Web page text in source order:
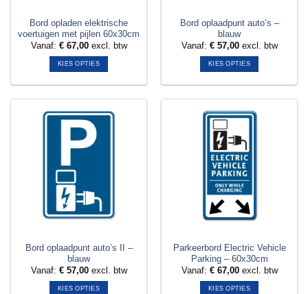
productpagina
productpagina
Bord opladen elektrische
voertuigen met pijlen 60x30cm
Vanaf: €67,00excl. btw
KIES OPTIES
meerdere
variaties.
Deze
worden
op
productpagina
Bord oplaadpunt auto’s –
blauw
Vanaf: €57,00excl. btw
KIES OPTIES
meerdere
variaties.
Deze
optie
kan
gekozen
worden
op
productpagina
Bord oplaadpunt auto’s II –
blauw
Vanaf: €57,00excl. btw
KIES OPTIES
Parkeerbord Electric Vehicle
Parking – 60x30cm
Vanaf: €67,00excl. btw
KIES OPTIES